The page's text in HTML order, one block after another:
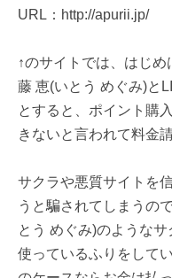
URL：http://apurii.jp/
↑のサイトでは、はじ
藤 恵(いとう めぐみ)と
とすると、ポイント購
きないと言われて料金
サクラや悪質サイトを
うと騙されてしまうの
とう めぐみ)のような
使っているふりをして